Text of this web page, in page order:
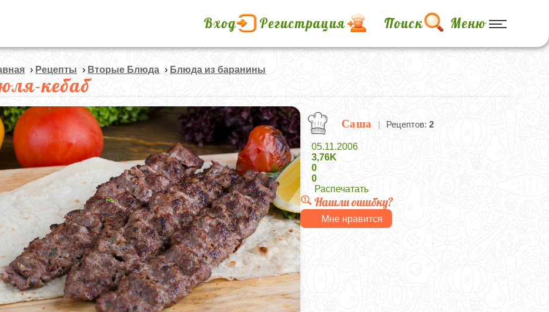
Вход Регистрация Поиск Меню
› Рецепты › Вторые Блюда › Блюда из баранины
кебаб
Саша | Рецептов: 2
05.11.2006
3,76K
0
0
Распечатать
Нашли ошибку?
Мне нравится